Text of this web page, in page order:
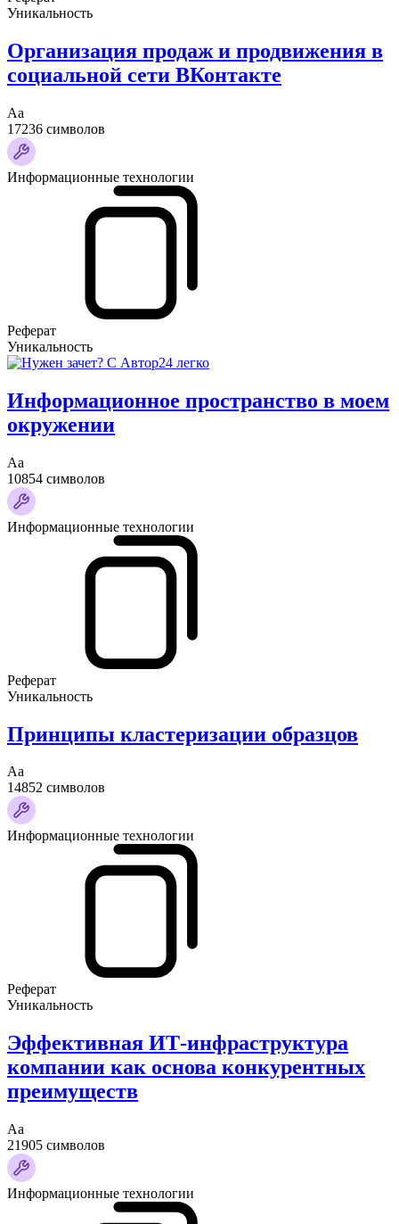
Уникальность
Организация продаж и продвижения в
социальной сети ВКонтакте
Аа
17236 символов
Информационные технологии
Реферат
Уникальность
Информационное пространство в моем
окружении
Аа
10854 символов
Информационные технологии
Реферат
Уникальность
Принципы кластеризации образцов
Аа
14852 символов
Информационные технологии
Реферат
Уникальность
Эффективная ИТ-инфраструктура
компании как основа конкурентных
преимуществ
Аа
21905 символов
Информационные технологии